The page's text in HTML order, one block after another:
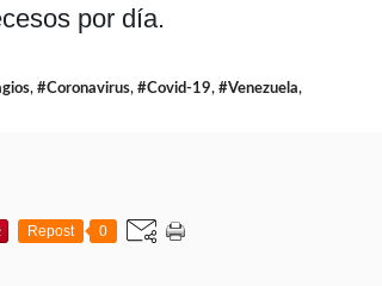
por día.
, #Coronavirus, #Covid-19, #Venezuela,
Repost 0